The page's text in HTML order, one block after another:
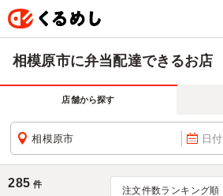
相模原市に弁当配達できるお店
店舗から探す
相模原市 日付
285 件